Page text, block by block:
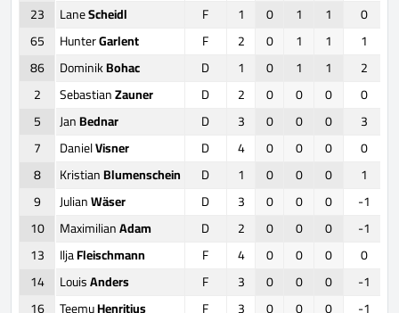
23
LaneScheidl F 1 0 1 1
0
65
HunterGarlent F 2 0 1 1
1
86
DominikBohac D 1 0 1 1
2
2
SebastianZauner D 2 0 0 0
0
5
JanBednar D 3 0 0 0
3
7
DanielVisner D 4 0 0 0
0
8
KristianBlumenschein D 1 0 0 0
1
9
JulianWäser D 3 0 0 0
-1
10
MaximilianAdam D 2 0 0 0
-1
13
IljaFleischmann F 4 0 0 0
0
14
LouisAnders F 3 0 0 0
-1
16
TeemuHenritius F 3 0 0 0
-1